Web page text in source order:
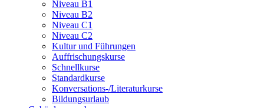
Niveau B1
Niveau B2
Niveau C1
Niveau C2
Kultur und Führungen
Auffrischungskurse
Schnellkurse
Standardkurse
Konversations-/Literaturkurse
Bildungsurlaub